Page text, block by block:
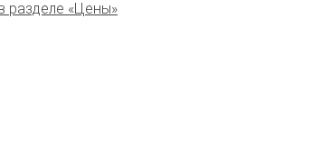
разделе «Цены»